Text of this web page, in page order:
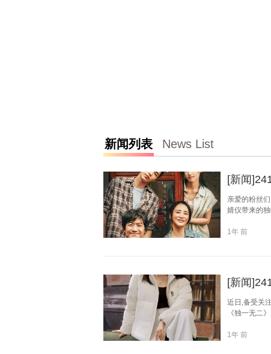
新闻列表 News List
[新闻
亲爱的粉丝
婧仪带来的
1年 前
[新闻
近日,备受关
《独一无二
1年 前